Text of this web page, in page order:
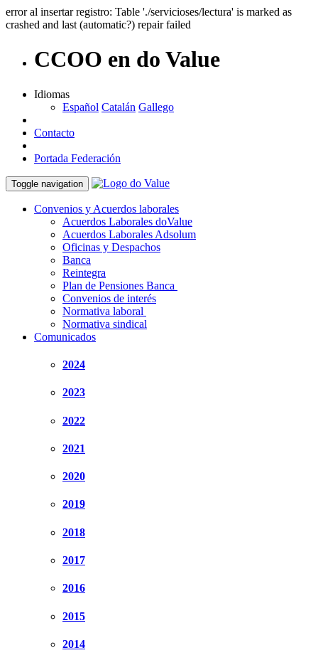
error al insertar registro: Table './servicioses/lectura' is marked as
crashed and last (automatic?) repair failed
CCOO en do Value
Idiomas
Español Catalán Gallego
Contacto
Portada Federación
Toggle navigation
Convenios y Acuerdos laborales
Acuerdos Laborales doValue
Acuerdos Laborales Adsolum
Oficinas y Despachos
Banca
Reintegra
Plan de Pensiones Banca
Convenios de interés
Normativa laboral
Normativa sindical
Comunicados
2024
2023
2022
2021
2020
2019
2018
2017
2016
2015
2014